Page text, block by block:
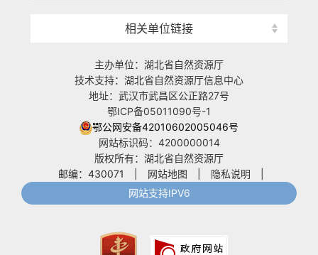
相关单位链接
主办单位：湖北省自然资源厅
技术支持：湖北省自然资源厅信息中心
地址：武汉市武昌区公正路27号
鄂ICP备05011090号-1
鄂公网安备42010602005046号
网站标识码：4200000014
版权所有：湖北省自然资源厅
邮编：430071
网站地图 隐私说明
网站支持IPV6